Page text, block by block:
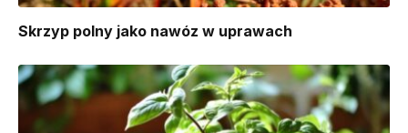
Skrzyp polny jako nawóz w uprawach